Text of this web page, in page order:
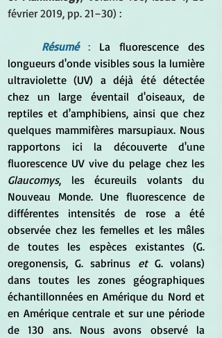
février 2019, pp. 21–30) :
Résumé : La fluorescence des
longueurs d'onde visibles sous la lumière
ultraviolette (UV) a déjà été détectée
chez un large éventail d'oiseaux, de
reptiles et d'amphibiens, ainsi que chez
quelques mammifères marsupiaux. Nous
rapportons ici la découverte d'une
Glaucomys, les écureuils volants du
Nouveau Monde. Une fluorescence de
différentes intensités de rose a été
observée chez les femelles et les mâles
de toutes les espèces existantes (G.
oregonensis, G. sabrinus et G. volans)
dans toutes les zones géographiques
échantillonnées en Amérique du Nord et
en Amérique centrale et sur une période
de 130 ans. Nous avons observé la